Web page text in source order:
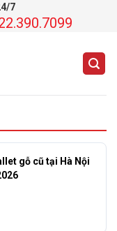
7
gỗ cũ tại Hà Nội